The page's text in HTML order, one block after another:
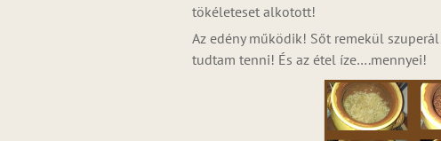
tökéleteset alkotott!
Az edény működik! Sőt remekül
tudtam tenni! És az étel íze….mennyei!